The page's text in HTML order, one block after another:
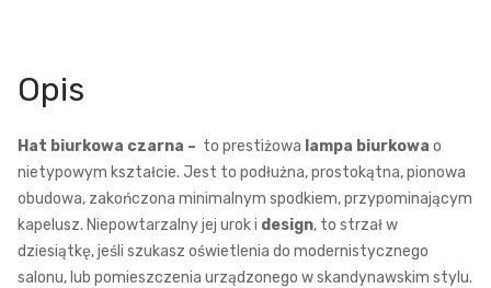
Opis
Hat biurkowa czarna – to prestiżowa lampa biurkowa o
nietypowym kształcie. Jest to podłużna, prostokątna, pionowa
obudowa, zakończona minimalnym spodkiem, przypominającym
kapelusz. Niepowtarzalny jej urok i design, to strzał w
dziesiątkę, jeśli szukasz oświetlenia do modernistycznego
salonu, lub pomieszczenia urządzonego w skandynawskim stylu.